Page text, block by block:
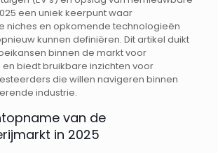
een uniek keerpunt waar
niches en opkomende technologieën
kunnen definiëren. Dit artikel duikt
binnen de markt voor
biedt bruikbare inzichten voor
die willen navigeren binnen
industrie.
van de
in 2025